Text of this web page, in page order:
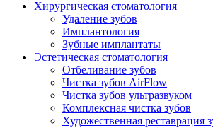
Хирургическая стоматология
Удаление зубов
Имплантология
Зубные имплантаты
Эстетическая стоматология
Отбеливание зубов
Чистка зубов AirFlow
Чистка зубов ультразвуком
Комплексная чистка зубов
Художественная реставрация